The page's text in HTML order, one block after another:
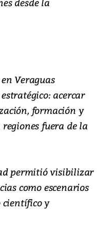
Veraguas
acercar
formación y
fuera de la
permitió visibilizar
como escenarios
científico y